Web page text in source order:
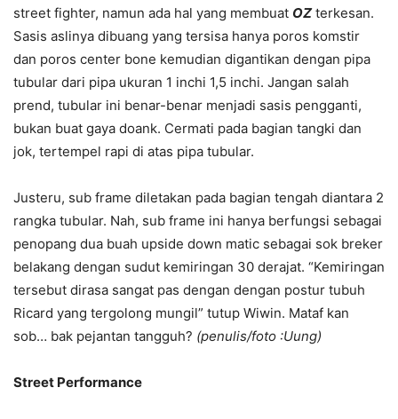
street fighter, namun ada hal yang membuat OZterkesan.
Sasis aslinya dibuang yang tersisa hanya poros komstir
dan poros center bone kemudian digantikan dengan pipa
tubular dari pipa ukuran 1 inchi 1,5 inchi. Jangan salah
prend, tubular ini benar-benar menjadi sasis pengganti,
bukan buat gaya doank. Cermati pada bagian tangki dan
jok, tertempel rapi di atas pipa tubular.
Justeru, sub frame diletakan pada bagian tengah diantara 2
rangka tubular. Nah, sub frame ini hanya berfungsi sebagai
penopang dua buah upside down matic sebagai sok breker
belakang dengan sudut kemiringan 30 derajat. “Kemiringan
tersebut dirasa sangat pas dengan dengan postur tubuh
Ricard yang tergolong mungil” tutup Wiwin. Mataf kan
sob… bak pejantan tangguh? (penulis/foto :Uung)
Street Performance